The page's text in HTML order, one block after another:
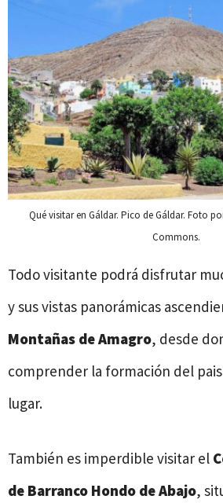
Qué visitar en Gáldar. Pico de Gáldar. Foto
Commons.
Todo visitante podrá disfrutar
y sus vistas panorámicas
Montañas de Amagro, desde
comprender la formación del
lugar.
También es imperdible visitar el
de Barranco Hondo de Abajo,